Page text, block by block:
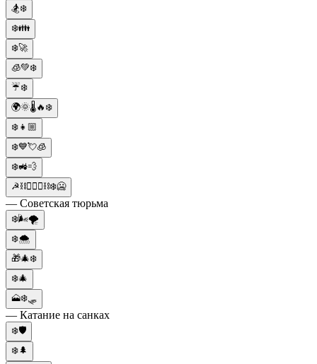
🏂❄️
❄️👪
❄️🚀
🧊💚❄️
☔❄️
🌍🌞🌡️🔥❄️
❄️👧🏼
❄️💙💘🧊
❄️🚜💨
☭⛓️👮🏼‍♂️⛓️❄️🥶
— Советская тюрьма
❄️🌬️🌪️
❄️🌨️
🎁🎄❄️
❄️🎄
🗻❄️🛷
— Катание на санках
❄️🛡️
❄️🌲